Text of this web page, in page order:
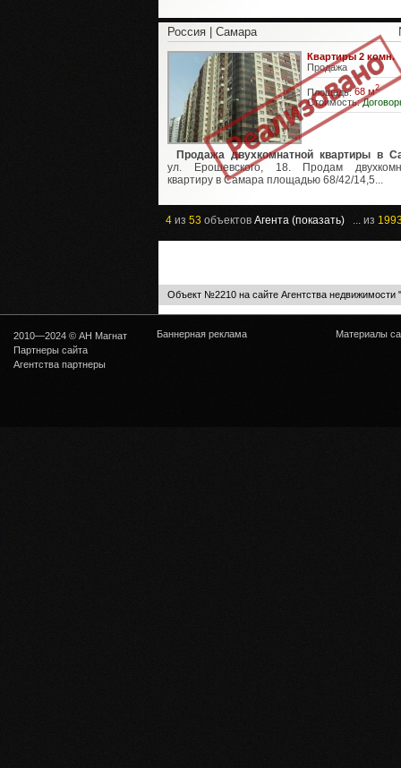
Россия | Самара
Квартиры 2 комн.
Продажа
Площадь:68 м2
Стоимость:
Продажа двухкомнатной квартиры в
ул. Ерошевского, 18. Продам
квартиру в Самара площадью 68/42/14,5...
4 из 53 объектов Агента (показать) ... из
Объект №2210 на сайте Агентства недвижимости
2010—2024 © АН Магнат
Партнеры сайта
Агентства партнеры
Баннерная реклама Материалы